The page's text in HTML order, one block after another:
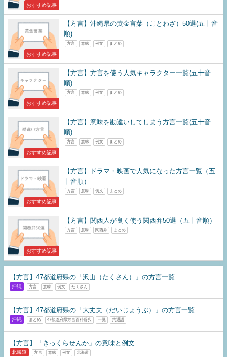
おすすめ記事
おすすめ記事
【方言】沖縄県の黄金言葉（ことわざ）50選(五十音
順)
方言 意味 例文 まとめ
おすすめ記事
【方言】方言を使う人気キャラクター一覧(五十音
順)
方言 意味 例文 まとめ
おすすめ記事
【方言】意味を勘違いしてしまう方言一覧(五十音
順)
方言 意味 例文 まとめ
おすすめ記事
【方言】ドラマ・映画で人気になった方言一覧（五
十音順）
方言 意味 例文 まとめ
おすすめ記事
【方言】関西人が良く使う関西弁50選（五十音順）
方言 意味 関西弁 まとめ
【方言】47都道府県の「沢山（たくさん）」の方言一覧
沖縄 方言 意味 例文 たくさん
【方言】47都道府県の「大丈夫（だいじょうぶ）」の方言一覧
沖縄 まとめ 47都道府県方言百科辞典 一覧 共通語
【方言】「きっくらせんか」の意味と例文
北海道 方言 意味 例文 北海道